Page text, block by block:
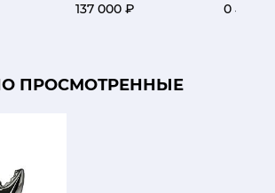
137 000 ₽ 0 ₽
ПРОСМОТРЕННЫЕ